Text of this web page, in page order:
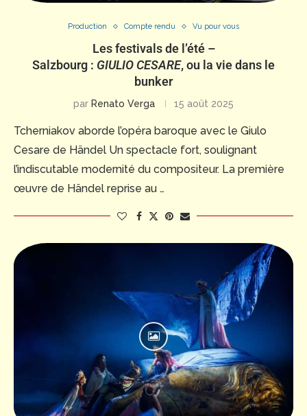
Production Compte rendu Vu pour vous
Les festivals de l’été –
Salzbourg : GIULIO CESARE, ou la vie dans le
bunker
par Renato Verga 15 août 2025
Tcherniakov aborde l’opéra baroque avec le Giulo
Cesare de Händel Un spectacle fort, soulignant
l’indiscutable modernité du compositeur. La première
œuvre de Händel reprise au …